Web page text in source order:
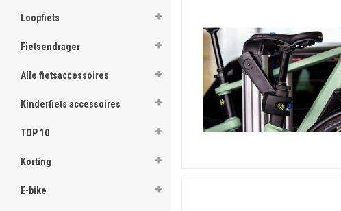
Loopfiets
Fietsendrager
Alle fietsaccessoires
Kinderfiets accessoires
TOP 10
Korting
E-bike